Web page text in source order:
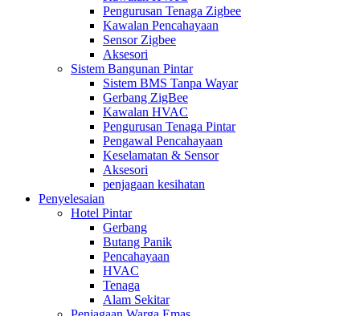
Pengurusan Tenaga Zigbee
Kawalan Pencahayaan
Sensor Zigbee
Aksesori
Sistem Bangunan Pintar
Sistem BMS Tanpa Wayar
Gerbang ZigBee
Kawalan HVAC
Pengurusan Tenaga Pintar
Pengawal Pencahayaan
Keselamatan & Sensor
Aksesori
penjagaan kesihatan
Penyelesaian
Hotel Pintar
Gerbang
Butang Panik
Pencahayaan
HVAC
Tenaga
Alam Sekitar